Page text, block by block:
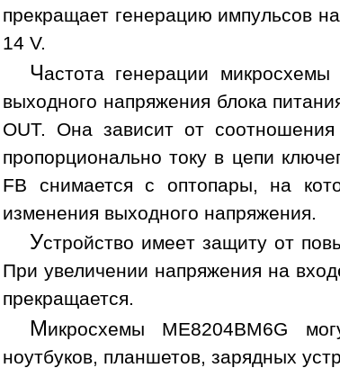
прекращает генерацию импульсов
14 V.
Частота генерации
выходного напряжения блока
OUT. Она зависит от
пропорционально току в цепи
FB снимается с оптопары, на
изменения выходного напряжения.
Устройство имеет защиту от
При увеличении напряжения на
прекращается.
Микросхемы ME8204BM6G
ноутбуков, планшетов, зарядных